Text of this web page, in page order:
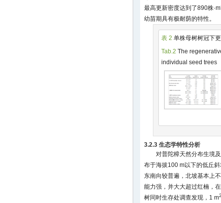
最高更新密度达到了890株·m
幼苗期具有极耐荫的特性。
表 2 单株母树树冠下
Tab.2 The
individual seed trees
3.2.3 生态学特性分析
对普陀樟天然分布生境
布于海拔100 m以下的低丘
东南向较普遍，北坡基本上
能力强，并大大超过红楠，
树同时生存处调查发现，1 m